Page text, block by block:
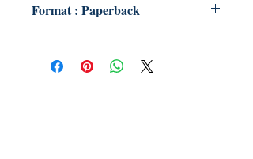
Format : Paperback